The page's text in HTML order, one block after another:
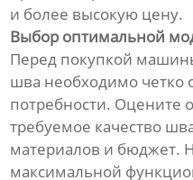
и более высокую цену.
Выбор оптимальной
Перед покупкой
шва необходимо четко
потребности. Оцените
требуемое качество
материалов и бюджет.
максимальной